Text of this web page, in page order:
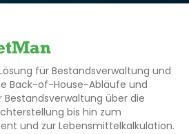
für Bestandsverwaltung und
Back-of-House-Abläufe und
über die
bis hin zum
und zur Lebensmittelkalkulation.